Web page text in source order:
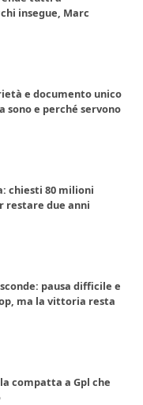
insegue, Marc
e documento unico
sono e perché servono
chiesti 80 milioni
restare due anni
pausa difficile e
ma la vittoria resta
compatta a Gpl che